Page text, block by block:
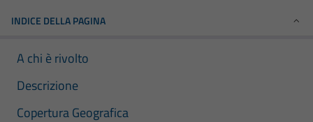
INDICE DELLA PAGINA
A chi è rivolto
Descrizione
Copertura Geografica